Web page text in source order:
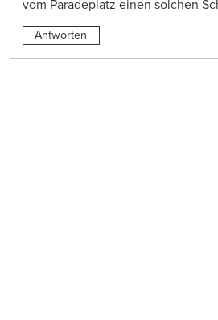
vom Paradeplatz einen solchen
Antworten